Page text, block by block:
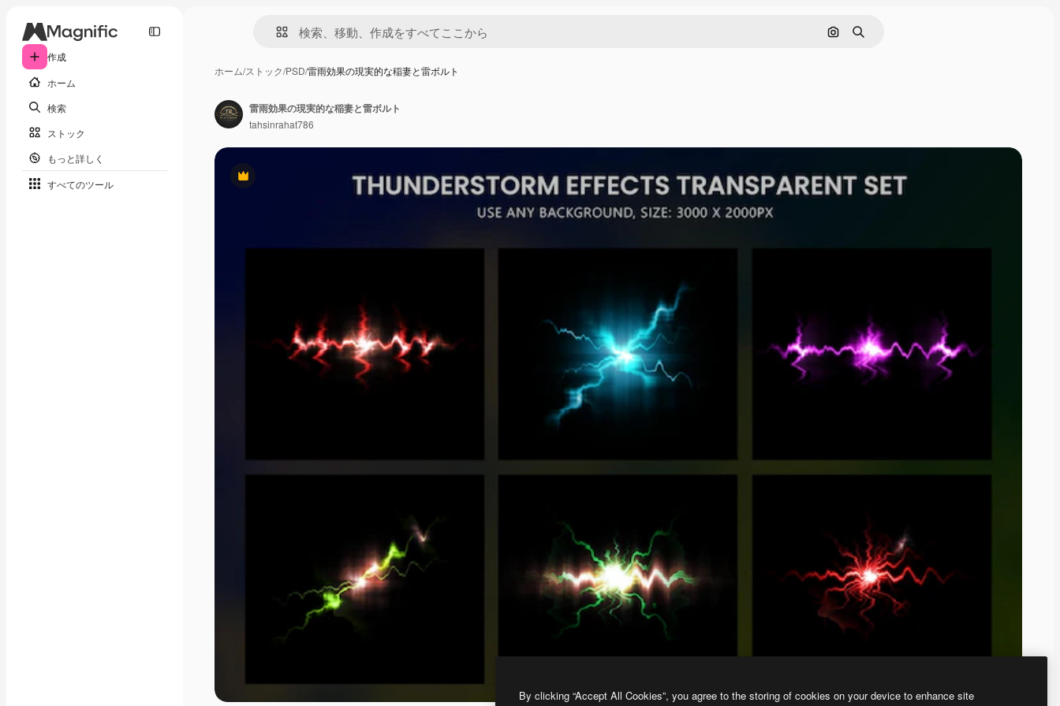
作成
ホーム
検索
ストック
もっと詳しく
すべてのツール
画像で検索
検索
ホーム/ストック/PSD/雷雨効果の現実的な稲妻と雷ボルト
Premium
雷雨効果の現実的な稲妻と雷ボルト
tahsinrahat786
By clicking “Accept All Cookies”, you agree to the storing of cookies on your device to enhance site